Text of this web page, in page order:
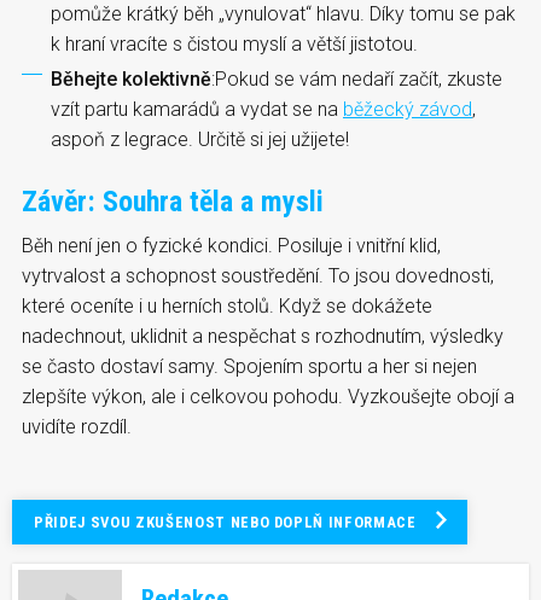
pomůže krátký běh „vynulovat“ hlavu. Díky tomu se pak
k hraní vracíte s čistou myslí a větší jistotou.
Běhejte kolektivně:Pokud se vám nedaří začít, zkuste
vzít partu kamarádů a vydat se na běžecký závod,
aspoň z legrace. Určitě si jej užijete!
Závěr: Souhra těla a mysli
Běh není jen o fyzické kondici. Posiluje i vnitřní klid,
vytrvalost a schopnost soustředění. To jsou dovednosti,
které oceníte i u herních stolů. Když se dokážete
nadechnout, uklidnit a nespěchat s rozhodnutím, výsledky
se často dostaví samy. Spojením sportu a her si nejen
zlepšíte výkon, ale i celkovou pohodu. Vyzkoušejte obojí a
uvidíte rozdíl.
PŘIDEJ SVOU ZKUŠENOST NEBO DOPLŇ INFORMACE